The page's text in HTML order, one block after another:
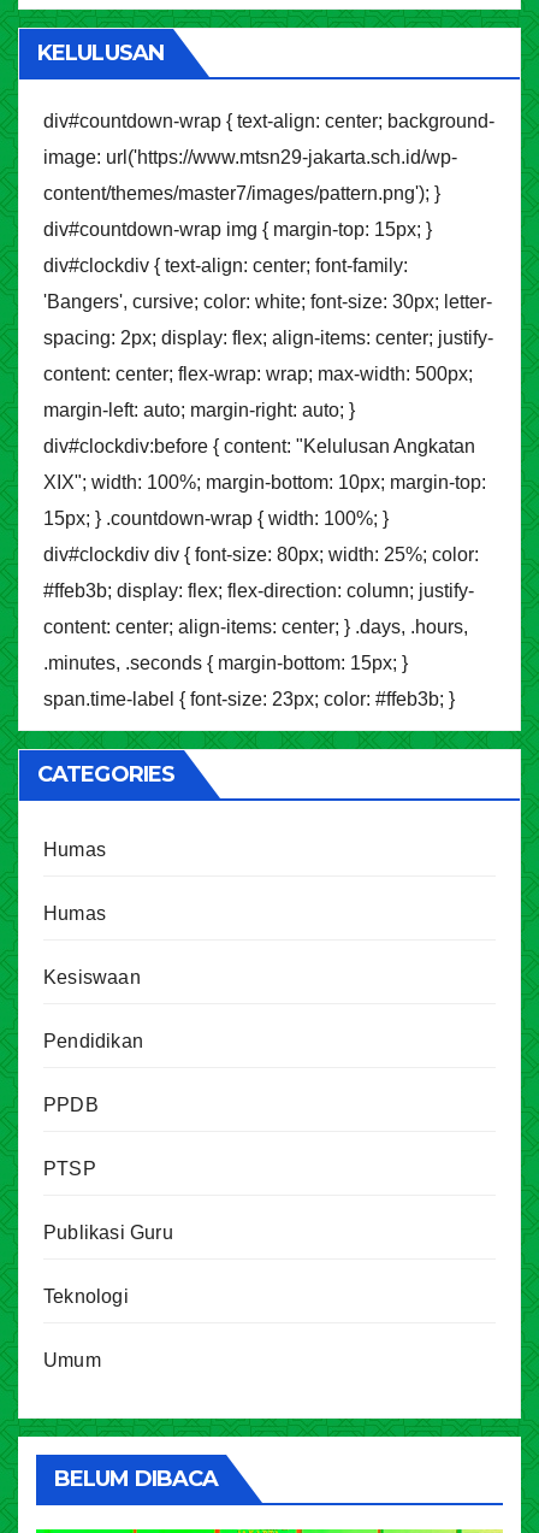
KELULUSAN
div#countdown-wrap { text-align: center; background-
image: url('https://www.mtsn29-jakarta.sch.id/wp-
content/themes/master7/images/pattern.png'); }
div#countdown-wrap img { margin-top: 15px; }
div#clockdiv { text-align: center; font-family:
'Bangers', cursive; color: white; font-size: 30px; letter-
spacing: 2px; display: flex; align-items: center; justify-
content: center; flex-wrap: wrap; max-width: 500px;
margin-left: auto; margin-right: auto; }
div#clockdiv:before { content: "Kelulusan Angkatan
XIX"; width: 100%; margin-bottom: 10px; margin-top:
15px; } .countdown-wrap { width: 100%; }
div#clockdiv div { font-size: 80px; width: 25%; color:
#ffeb3b; display: flex; flex-direction: column; justify-
content: center; align-items: center; } .days, .hours,
.minutes, .seconds { margin-bottom: 15px; }
span.time-label { font-size: 23px; color: #ffeb3b; }
CATEGORIES
Humas
Humas
Kesiswaan
Pendidikan
PPDB
PTSP
Publikasi Guru
Teknologi
Umum
BELUM DIBACA